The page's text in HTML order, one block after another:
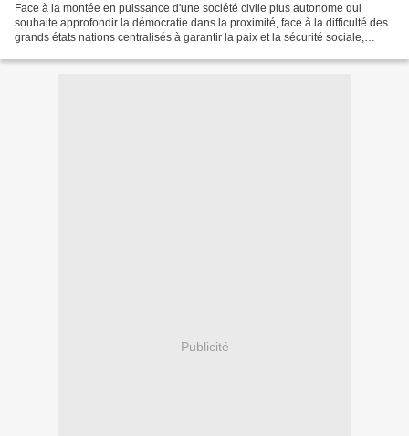
Face à la montée en puissance d'une société civile plus autonome qui
souhaite approfondir la démocratie dans la proximité, face à la difficulté des
grands états nations centralisés à garantir la paix et la sécurité sociale,
Publicité